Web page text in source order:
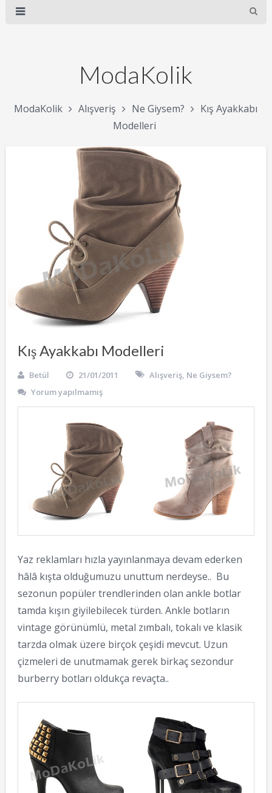
ModaKolik
ModaKolik Alışveriş Ne Giysem?
Kış Ayakkabı
Modelleri
Kış Ayakkabı Modelleri
Betül 21/01/2011 Alışveriş, Ne Giysem?
Yorum yapılmamış
Yaz reklamları hızla yayınlanmaya devam ederken
hâlâ kışta olduğumuzu unuttum nerdeyse.. Bu
sezonun popüler trendlerinden olan ankle botlar
tamda kışın giyilebilecek türden. Ankle botların
vintage görünümlü, metal zımbalı, tokalı ve klasik
tarzda olmak üzere birçok çeşidi mevcut. Uzun
çizmeleri de unutmamak gerek birkaç sezondur
burberry botları oldukça revaçta..